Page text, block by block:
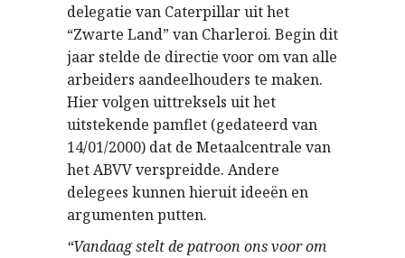
delegatie van Caterpillar uit het
“Zwarte Land” van Charleroi. Begin dit
jaar stelde de directie voor om van alle
arbeiders aandeelhouders te maken.
Hier volgen uittreksels uit het
uitstekende pamflet (gedateerd van
14/01/2000) dat de Metaalcentrale van
het ABVV verspreidde. Andere
delegees kunnen hieruit ideeën en
argumenten putten.
“Vandaag stelt de patroon ons voor om